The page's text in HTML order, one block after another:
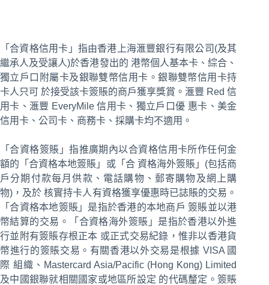
「合資格信用卡」指由香港上海滙豐銀行有限公司(及其
繼承人及受讓人)於香港發出的 港幣個人基本卡、綜合、
獨立戶口附屬卡及銀聯雙幣信用卡。銀聯雙幣信用卡持
卡人只可 於接受該卡簽賬的商戶獲享獎賞。滙豐 Red 信
用卡、滙豐 EveryMile 信用卡、獨立戶口優 惠卡、美金
信用卡、公司卡、商務卡、採購卡均不適用。
「合資格簽賬」指推廣期內以合資格信用卡所作任何金
額的「合資格本地簽賬」或「合 資格海外簽賬」(包括商
戶分期付款每月供款、電話購物、郵寄購物及網上購
物)，及於 核實持卡人有資格獲享優惠時已誌賬的交易。
「合資格本地簽賬」是指於香港的本地商戶 簽賬並以港
幣結算的交易。「合資格海外簽賬」是指於香港以外進
行並附有簽賬存根正本 或正式交易紀錄，惟非以香港貨
幣進行的簽賬交易。有關香港以外交易是根據 VISA 國
際 組織、Mastercard Asia/Pacific (Hong Kong) Limited
及中國銀聯就相關國家或地區所設定 的代碼釐定。簽賬